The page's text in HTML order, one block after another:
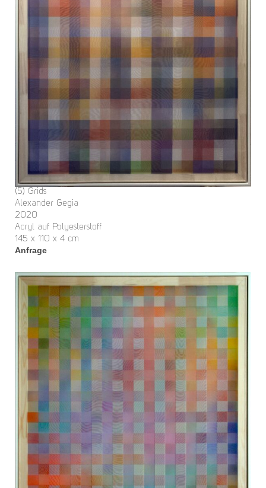
(5) Grids
Alexander Gegia
2020
Acryl auf Polyesterstoff
145 x 110 x 4 cm
Anfrage